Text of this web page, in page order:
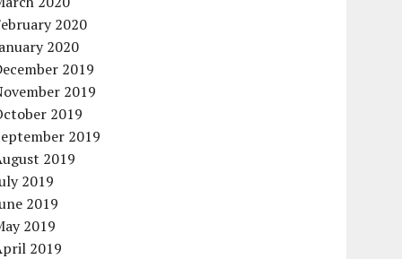
2020
2020
2019
2019
2019
2019
2019
2019
2019
2019
2019